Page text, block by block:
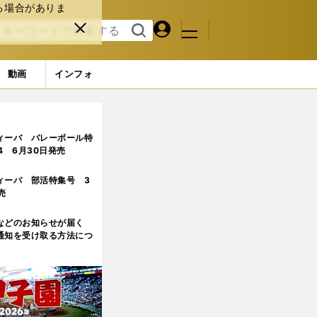
合がありま
閉じ
る
検索
る
マイペ
ジ
メニュ
動画 インフォ
ーバ バレーボール特
6月30日発売
ーバ 部活特集号 3
どのお知らせが届く
知を受け取る方法につ